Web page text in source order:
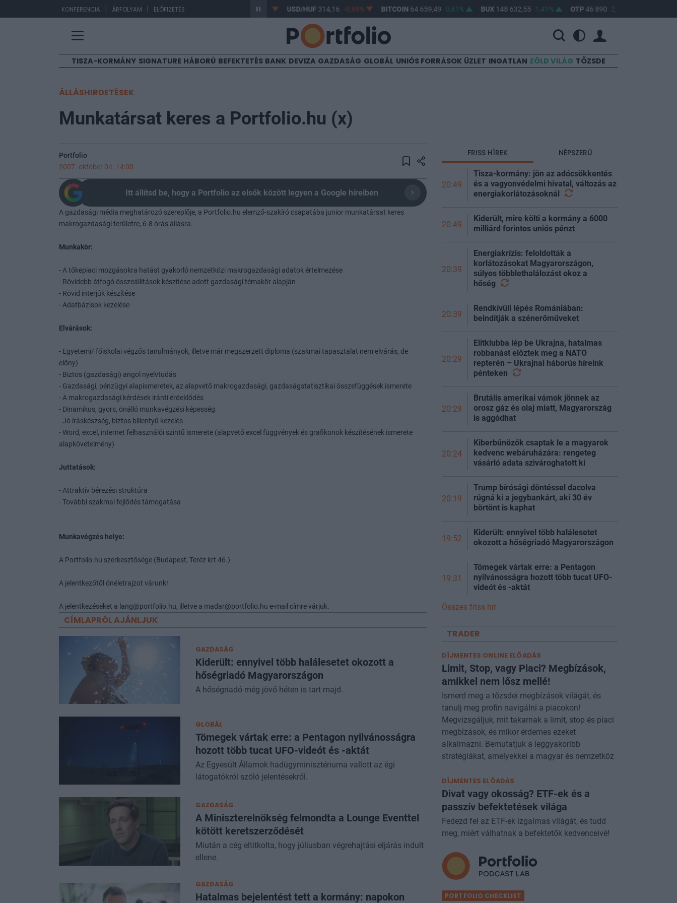
KONFERENCIA | ÁRFOLYAM | ELŐFIZETÉSEUR/HUF USD/HUF314,16 -0,89% BITCOIN64 659,49 0,61% BUX 148 632,55 1,41% OTP 46 890 2,16%
TISZA-KORMÁNY SIGNATURE HÁBORÚ BEFEKTETÉS BANK DEVIZA GAZDASÁG GLOBÁL UNIÓS FORRÁSOK ÜZLET INGATLAN ZÖLD VILÁG TŐZSDE
ÁLLÁSHIRDETÉSEK
Munkatársat keres a Portfolio.hu (x)
Portfolio
2007. október 04. 14:00
Itt állítsd be, hogy a Portfolio az elsők között legyen a Google híreiben
A gazdasági média meghatározó szereplője, a Portfolio.hu elemző-szakíró csapatába junior munkatársat keres
makrogazdasági területre, 6-8 órás állásra.
Munkakör:
- A tőkepiaci mozgásokra hatást gyakorló nemzetközi makrogazdasági adatok értelmezése
- Rövidebb átfogó összeállítások készítése adott gazdasági témakör alapján
- Rövid interjúk készítése
- Adatbázisok kezelése
Elvárások:
- Egyetemi/ főiskolai végzős tanulmányok, illetve már megszerzett diploma (szakmai tapasztalat nem elvárás, de
előny)
- Biztos (gazdasági) angol nyelvtudás
- Gazdasági, pénzügyi alapismeretek, az alapvető makrogazdasági, gazdaságstatisztikai összefüggések ismerete
- A makrogazdasági kérdések iránti érdeklődés
- Dinamikus, gyors, önálló munkavégzési képesség
- Jó íráskészség, biztos billentyű kezelés
- Word, excel, internet felhasználói szintű ismerete (alapvető excel függvények és grafikonok készítésének ismerete
alapkövetelmény)
Juttatások:
- Attraktív bérezési struktúra
- További szakmai fejlődés támogatása
Munkavégzés helye:
A Portfolio.hu szerkesztősége (Budapest, Teréz krt 46.)
A jelentkezőtől önéletrajzot várunk!
A jelentkezéseket a lang@portfolio.hu, illetve a madar@portfolio.hu e-mail címre várjuk.
CÍMLAPRÓL AJÁNLJUK
GAZDASÁG
Kiderült: ennyivel több halálesetet okozott a
hőségriadó Magyarországon
A hőségriadó még jövő héten is tart majd.
GLOBÁL
Tömegek vártak erre: a Pentagon nyilvánosságra
hozott több tucat UFO-videót és -aktát
Az Egyesült Államok hadügyminisztériuma vallott az égi
látogatókról szóló jelentésekről.
GAZDASÁG
A Miniszterelnökség felmondta a Lounge Eventtel
kötött keretszerződését
Miután a cég eltitkolta, hogy júliusban végrehajtási eljárás indult
ellene.
GAZDASÁG
Hatalmas bejelentést tett a kormány: napokon
FRISS HÍREK NÉPSZERŰ
20:49
Tisza-kormány: jön az adócsökkentés
és a vagyonvédelmi hivatal, változás az
energiakorlátozásoknál
20:49
Kiderült, mire költi a kormány a 6000
milliárd forintos uniós pénzt
20:39
Energiakrízis: feloldották a
korlátozásokat Magyarországon,
súlyos többlethalálozást okoz a
hőség
20:39
Rendkívüli lépés Romániában:
beindítják a szénerőműveket
20:29
Elitklubba lép be Ukrajna, hatalmas
robbanást előztek meg a NATO
repterén – Ukrajnai háborús híreink
pénteken
20:29
Brutális amerikai vámok jönnek az
orosz gáz és olaj miatt, Magyarország
is aggódhat
20:24
Kiberbűnözők csaptak le a magyarok
kedvenc webáruházára: rengeteg
vásárló adata szivároghatott ki
20:19
Trump bírósági döntéssel dacolva
rúgná ki a jegybankárt, aki 30 év
börtönt is kaphat
19:52
Kiderült: ennyivel több halálesetet
okozott a hőségriadó Magyarországon
19:31
Tömegek vártak erre: a Pentagon
nyilvánosságra hozott több tucat UFO-
videót és -aktát
Összes friss hír
TRADER
DÍJMENTES ONLINE ELŐADÁS
Limit, Stop, vagy Piaci? Megbízások,
amikkel nem lősz mellé!
Ismerd meg a tőzsdei megbízások világát, és
tanulj meg profin navigálni a piacokon!
Megvizsgáljuk, mit takarnak a limit, stop és piaci
megbízások, és mikor érdemes ezeket
alkalmazni. Bemutatjuk a leggyakoribb
stratégiákat, amelyekkel a magyar és nemzetköz
DÍJMENTES ELŐADÁS
Divat vagy okosság? ETF-ek és a
passzív befektetések világa
Fedezd fel az ETF-ek izgalmas világát, és tudd
meg, miért válhatnak a befektetők kedvenceivé!
PORTFOLIO CHECKLIST